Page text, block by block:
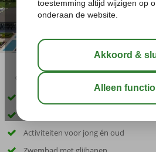
03:30
Inclusief huurauto
Activiteiten voor jong én oud